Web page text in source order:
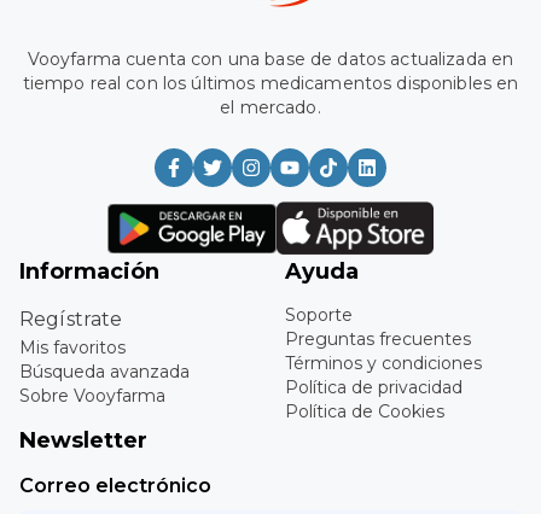
Vooyfarma cuenta con una base de datos actualizada en
tiempo real con los últimos medicamentos disponibles en
el mercado.
Información
Regístrate
Mis favoritos
Búsqueda avanzada
Sobre Vooyfarma
Ayuda
Soporte
Preguntas frecuentes
Términos y condiciones
Política de privacidad
Política de Cookies
Newsletter
Correo electrónico